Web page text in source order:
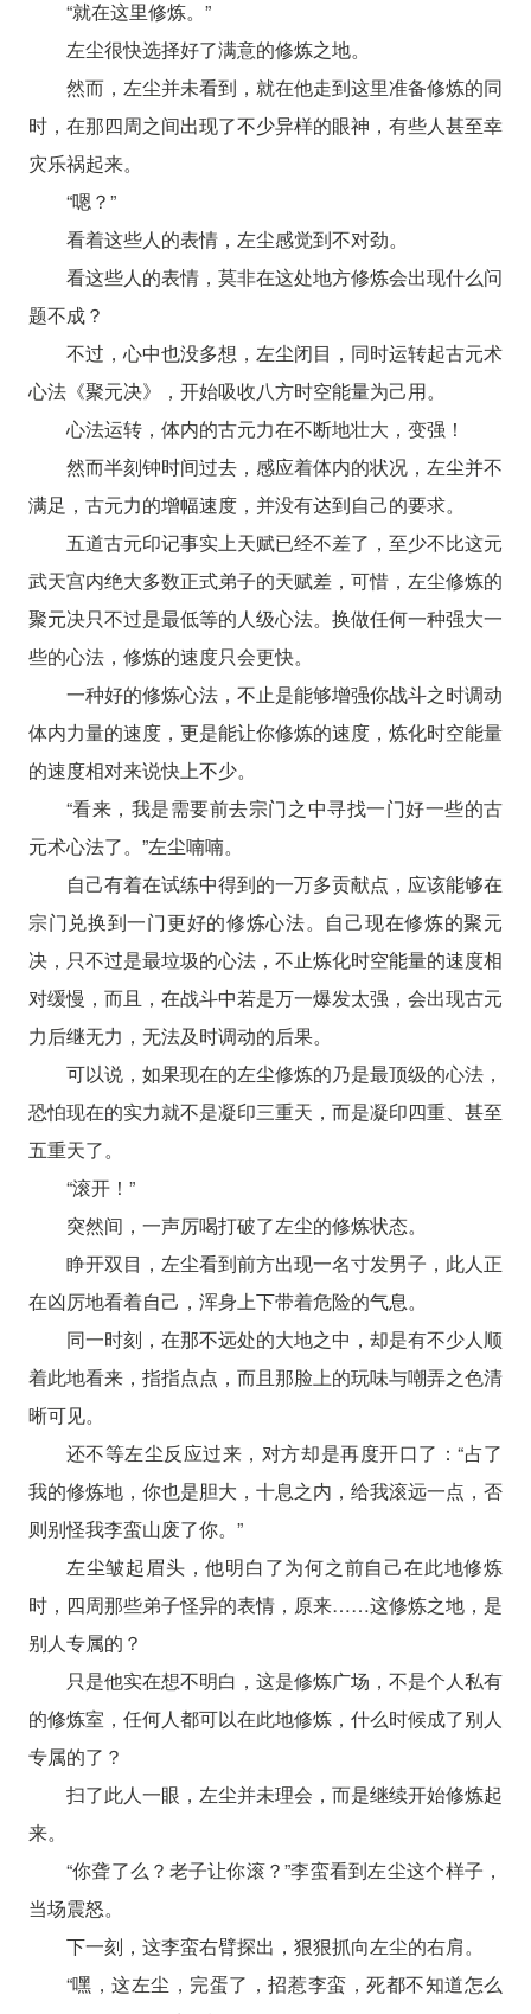
“就在这里修炼。”
左尘很快选择好了满意的修炼之地。
然而，左尘并未看到，就在他走到这里准备修炼的同
时，在那四周之间出现了不少异样的眼神，有些人甚至幸
灾乐祸起来。
“嗯？”
看着这些人的表情，左尘感觉到不对劲。
看这些人的表情，莫非在这处地方修炼会出现什么问
题不成？
不过，心中也没多想，左尘闭目，同时运转起古元术
心法《聚元决》，开始吸收八方时空能量为己用。
心法运转，体内的古元力在不断地壮大，变强！
然而半刻钟时间过去，感应着体内的状况，左尘并不
满足，古元力的增幅速度，并没有达到自己的要求。
五道古元印记事实上天赋已经不差了，至少不比这元
武天宫内绝大多数正式弟子的天赋差，可惜，左尘修炼的
聚元决只不过是最低等的人级心法。换做任何一种强大一
些的心法，修炼的速度只会更快。
一种好的修炼心法，不止是能够增强你战斗之时调动
体内力量的速度，更是能让你修炼的速度，炼化时空能量
的速度相对来说快上不少。
“看来，我是需要前去宗门之中寻找一门好一些的古
元术心法了。”左尘喃喃。
自己有着在试练中得到的一万多贡献点，应该能够在
宗门兑换到一门更好的修炼心法。自己现在修炼的聚元
决，只不过是最垃圾的心法，不止炼化时空能量的速度相
对缓慢，而且，在战斗中若是万一爆发太强，会出现古元
力后继无力，无法及时调动的后果。
可以说，如果现在的左尘修炼的乃是最顶级的心法，
恐怕现在的实力就不是凝印三重天，而是凝印四重、甚至
五重天了。
“滚开！”
突然间，一声厉喝打破了左尘的修炼状态。
睁开双目，左尘看到前方出现一名寸发男子，此人正
在凶厉地看着自己，浑身上下带着危险的气息。
同一时刻，在那不远处的大地之中，却是有不少人顺
着此地看来，指指点点，而且那脸上的玩味与嘲弄之色清
晰可见。
还不等左尘反应过来，对方却是再度开口了：“占了
我的修炼地，你也是胆大，十息之内，给我滚远一点，否
则别怪我李蛮山废了你。”
左尘皱起眉头，他明白了为何之前自己在此地修炼
时，四周那些弟子怪异的表情，原来……这修炼之地，是
别人专属的？
只是他实在想不明白，这是修炼广场，不是个人私有
的修炼室，任何人都可以在此地修炼，什么时候成了别人
专属的了？
扫了此人一眼，左尘并未理会，而是继续开始修炼起
来。
“你聋了么？老子让你滚？”李蛮看到左尘这个样子，
当场震怒。
下一刻，这李蛮右臂探出，狠狠抓向左尘的右肩。
“嘿，这左尘，完蛋了，招惹李蛮，死都不知道怎么